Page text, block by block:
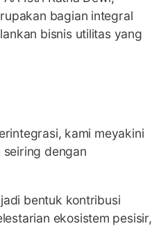
bagian integral
bisnis utilitas yang
kami meyakini
dengan
bentuk kontribusi
ekosistem pesisir,